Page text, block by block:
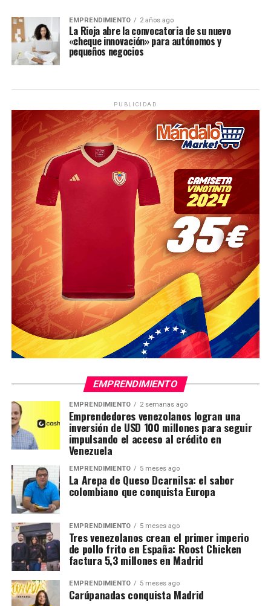
EMPRENDIMIENTO 2 años ago
La Rioja abre la convocatoria de su nuevo
«cheque innovación» para autónomos y
pequeños negocios
PUBLICIDAD
EMPRENDIMIENTO
EMPRENDIMIENTO 2 semanas ago
Emprendedores venezolanos logran una
inversión de USD 100 millones para seguir
impulsando el acceso al crédito en
Venezuela
EMPRENDIMIENTO 5 meses ago
La Arepa de Queso Dcarnilsa: el sabor
colombiano que conquista Europa
EMPRENDIMIENTO 5 meses ago
Tres venezolanos crean el primer imperio
de pollo frito en España: Roost Chicken
factura 5,3 millones en Madrid
EMPRENDIMIENTO 5 meses ago
Carúpanadas conquista Madrid